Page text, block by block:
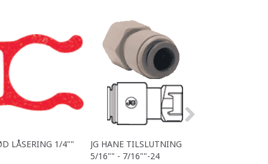
LÅSERING 1/4""
JG HANE TILSLUTNING
5/16"" - 7/16""-24